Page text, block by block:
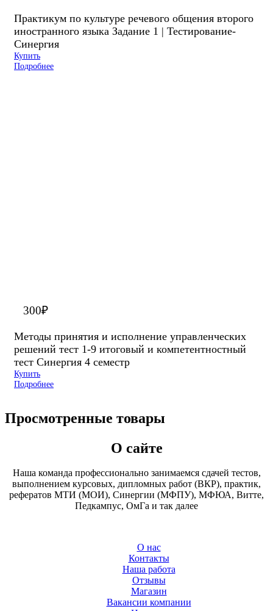
Практикум по культуре речевого общения второго
иностранного языка Задание 1 | Тестирование-
Синергия
Купить
Подробнее
300₽
Методы принятия и исполнение управленческих
решений тест 1-9 итоговый и компетентностный
тест Синергия 4 семестр
Купить
Подробнее
Просмотренные товары
О сайте
Наша команда профессионально занимаемся сдачей тестов,
выполнением курсовых, дипломных работ (ВКР), практик,
рефератов МТИ (МОИ), Синергии (МФПУ), МФЮА, Витте,
Педкампус, ОмГа и так далее
О нас
Контакты
Наша работа
Отзывы
Магазин
Вакансии компании